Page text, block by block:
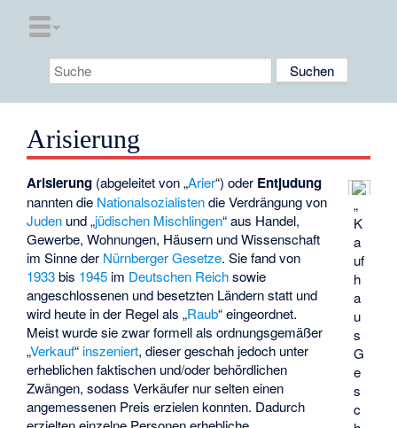
Arisierung
„
K
a
uf
h
a
u
s
G
e
s
c
Arisierung (abgeleitet von „Arier“) oder Entjudung
nannten die Nationalsozialistendie Verdrängung von
Juden und „jüdischen Mischlingen“ aus Handel,
Gewerbe, Wohnungen, Häusern und Wissenschaft
im Sinne der Nürnberger Gesetze. Sie fand von
1933bis 1945 im Deutschen Reichsowie
angeschlossenen und besetzten Ländern statt und
wird heute in der Regel als „Raub“ eingeordnet.
Meist wurde sie zwar formell als ordnungsgemäßer
„Verkauf“ inszeniert, dieser geschah jedoch unter
erheblichen faktischen und/oder behördlichen
Zwängen, sodass Verkäufer nur selten einen
angemessenen Preis erzielen konnten. Dadurch